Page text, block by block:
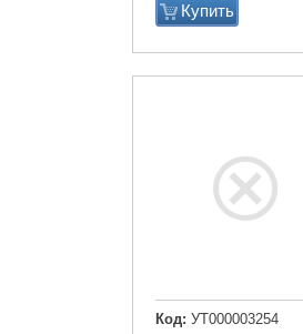
Купить
Код: УТ000003254